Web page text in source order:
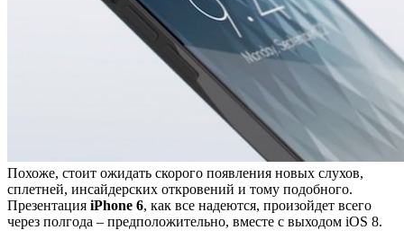
Похоже, стоит ожидать скорого появления новых слухов,
сплетней, инсайдерских откровений и тому подобного.
Презентация iPhone 6, как все надеются, произойдет всего
через полгода – предположительно, вместе с выходом iOS 8.